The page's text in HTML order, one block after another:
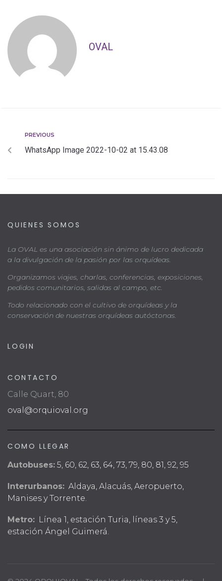
OVAL
PREVIOUS
WhatsApp Image 2022-10-02 at 15.43.08
QUIENES SOMOS
La OVAL es una asociación sin ánimo de lucro dedicada
a la divulgación de la pasión por las orquídeas.
Organizamos viajes, charlas, conferencias, exposiciones,
pedidos comunitarios, salidas al campo, etc.
Todo relacionado con el cultivo de orquídeas y la
conservación de nuestras orquídeas autóctonas.
LOGIN
CONTACTO
Calle Quart, 80
oval@orquioval.org
COMO LLEGAR
Autobuses: 5, 60, 62, 63, 64, 73, 79, 80, 81, 92, 95
Interurbanos: Aldaya, Alacuás, Aeropuerto,
Manises y Torrente.
Metro: Línea 1, estación Turia, líneas 3 y 5,
estación Ángel Guimerá.